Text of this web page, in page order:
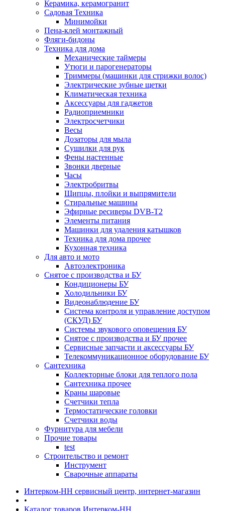
Керамика, керамогранит
Садовая Техника
Минимойки
Пена-клей монтажный
Фляги-бидоны
Техника для дома
Механические таймеры
Утюги и парогенераторы
Триммеры (машинки для стрижки волос)
Электрические зубные щетки
Климатическая техника
Аксессуары для гаджетов
Радиоприемники
Электросчетчики
Весы
Дозаторы для мыла
Сушилки для рук
Фены настенные
Звонки дверные
Часы
Электробритвы
Щипцы, плойки и выпрямители
Стиральные машины
Эфирные ресиверы DVB-T2
Элементы питания
Машинки для удаления катышков
Техника для дома прочее
Кухонная техника
Для авто и мото
Автоэлектроника
Снятое с производства и БУ
Кондиционеры БУ
Холодильники БУ
Видеонаблюдение БУ
Система контроля и управление доступом
(СКУД) БУ
Системы звукового оповещения БУ
Снятое с производства и БУ прочее
Сервисные запчасти и аксессуары БУ
Телекоммуникационное оборудование БУ
Сантехника
Коллекторные блоки для теплого пола
Сантехника прочее
Краны шаровые
Счетчики тепла
Термоcтатические головки
Счетчики воды
Фурнитура для мебели
Прочие товары
test
Строительство и ремонт
Инструмент
Сварочные аппараты
Интерком-НН сервисный центр, интернет-магазин
•
Каталог товаров Интерком-НН